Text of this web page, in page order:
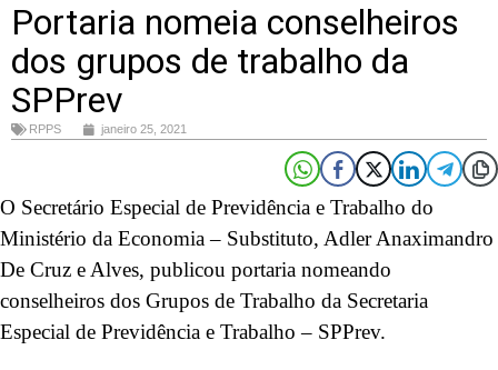
Portaria nomeia conselheiros
dos grupos de trabalho da
SPPrev
RPPS janeiro 25, 2021
O Secretário Especial de Previdência e Trabalho do
Ministério da Economia – Substituto, Adler Anaximandro
De Cruz e Alves, publicou portaria nomeando
conselheiros dos Grupos de Trabalho da Secretaria
Especial de Previdência e Trabalho – SPPrev.